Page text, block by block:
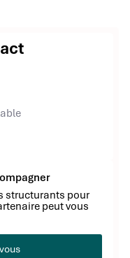
structurants pour
peut vous